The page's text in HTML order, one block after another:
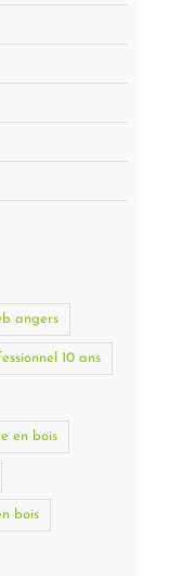
angers
10 ans
en bois
bois